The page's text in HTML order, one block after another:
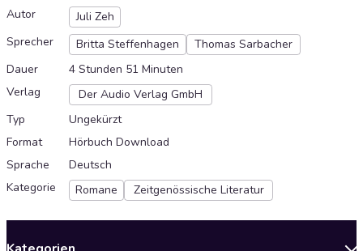
Autor
Juli Zeh
Sprecher
Britta Steffenhagen
Thomas Sarbacher
Dauer
4 Stunden 51 Minuten
Verlag
Der Audio Verlag GmbH
Typ
Ungekürzt
Format
Hörbuch Download
Sprache
Deutsch
Kategorie
Romane Zeitgenössische Literatur